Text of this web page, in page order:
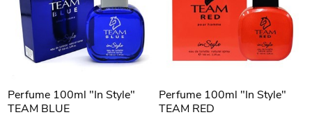
Perfume 100ml "In Style"
TEAM BLUE
Perfume 100ml "In Style"
TEAM RED